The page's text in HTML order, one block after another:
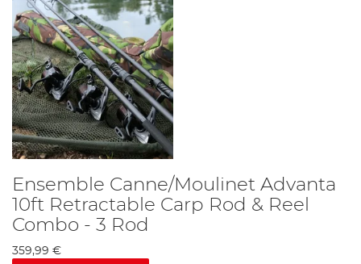
Ensemble Canne/Moulinet Advanta
10ft Retractable Carp Rod & Reel
Combo - 3 Rod
359,99 €